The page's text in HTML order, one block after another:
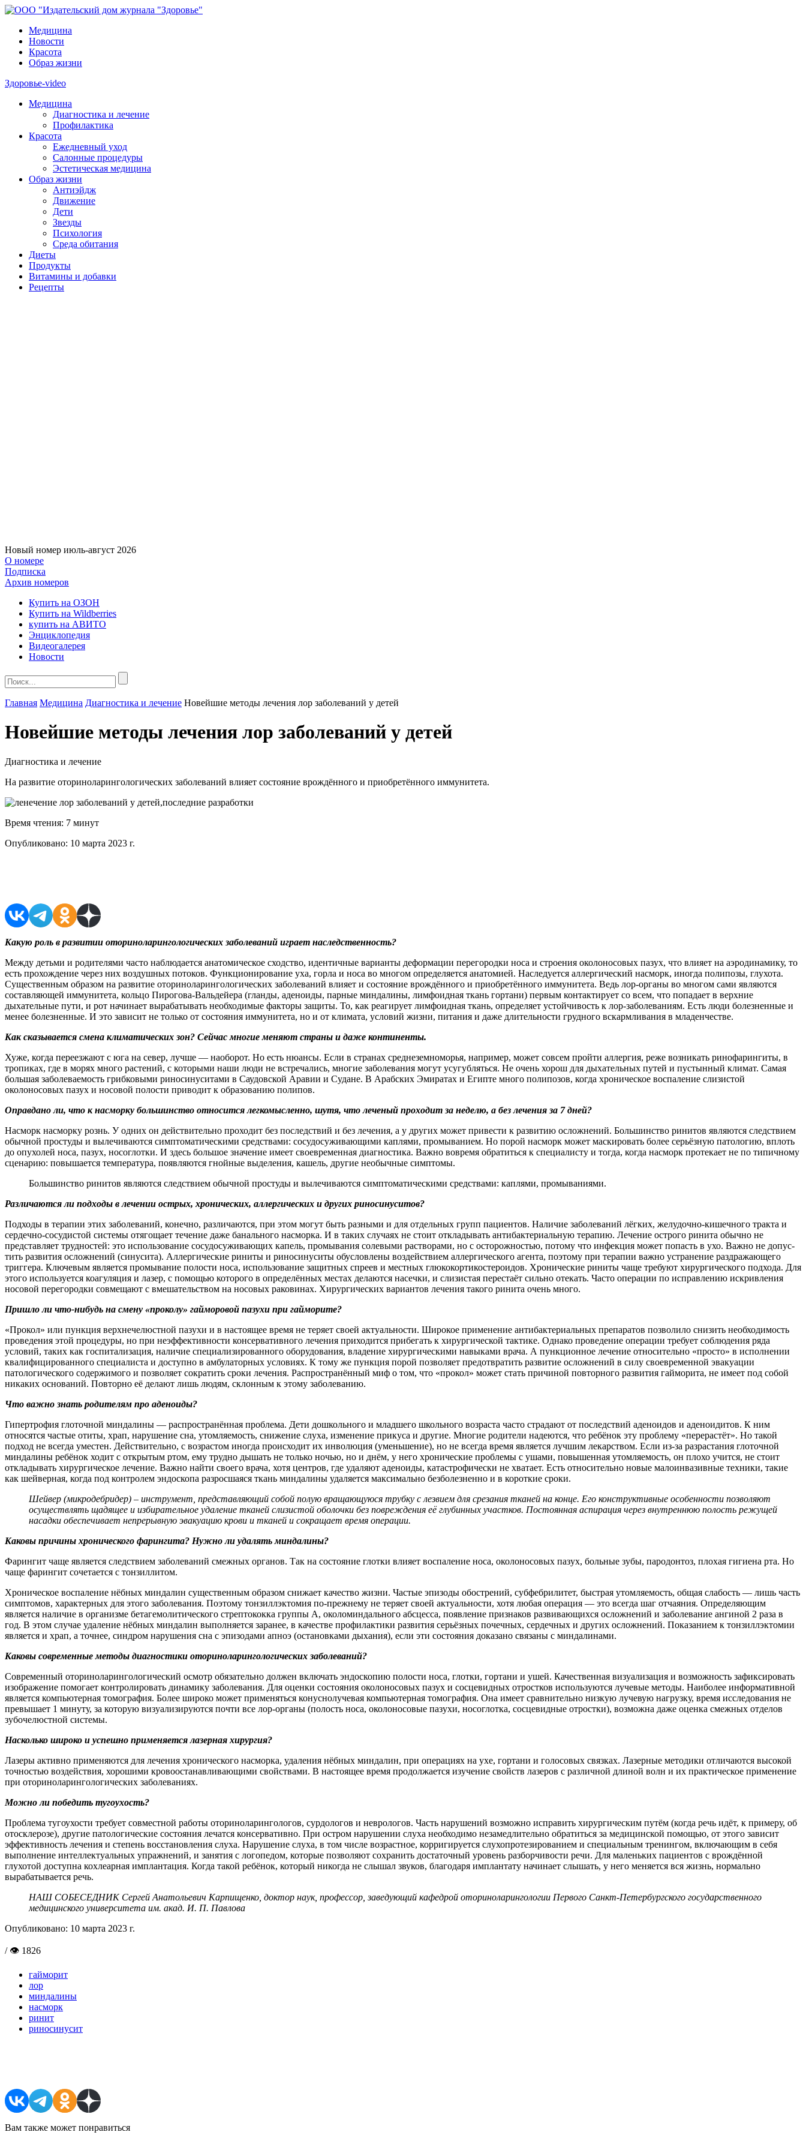
Медицина
Новости
Красота
Образ жизни
Здоровье-video
Медицина
Диагностика и лечение
Профилактика
Красота
Ежедневный уход
Салонные процедуры
Эстетическая медицина
Образ жизни
Антиэйдж
Движение
Дети
Звезды
Психология
Среда обитания
Диеты
Продукты
Витамины и добавки
Рецепты
Новый номер июль-август 2026
О номере
Подписка
Архив номеров
Купить на ОЗОН
Купить на Wildberries
купить на АВИТО
Энциклопедия
Видеогалерея
Новости
Главная Медицина Диагностика и лечение Новейшие методы лечения лор заболеваний у детей
Новейшие методы лечения лор заболеваний у детей
Диагностика и лечение
На развитие оториноларингологичес­ких заболеваний влияет состояние врождённого и приобретённого иммунитета.
Время чтения: 7 минут
Опубликовано: 10 марта 2023 г.
Какую роль в развитии оториноларингологичес­ких заболеваний играет наследственность?
Между детьми и родителями часто наблюдается анатомическое сходство, идентичные варианты деформации перегородки носа и строения околоносовых пазух, что влияет на аэродинамику, то
есть прохождение через них воздушных потоков. Функционирование уха, горла и носа во многом определяется анатомией. Наследуется аллергический насморк, иногда полипозы, глухота.
Существенным образом на развитие оториноларингологичес­ких заболеваний влияет и состояние врождённого и приобретённого иммунитета. Ведь лор-органы во многом сами являются
составляющей иммунитета, кольцо Пирогова-Вальдейера (гланды, аденоиды, парные миндалины, лимфоидная ткань гортани) первым контактирует со всем, что попадает в верхние
дыхательные пути, и рот начинает вырабатывать необходимые факторы защиты. То, как реагирует лимфоидная ткань, определяет устойчивость к лор-заболеваниям. Есть люди болезненные и
менее болезненные. И это зависит не только от состояния иммунитета, но и от климата, условий жизни, питания и даже длительности грудного вскармливания в младенчестве.
Как сказывается смена климатических зон? Сейчас многие меняют страны и даже континенты.
Хуже, когда переезжают с юга на север, лучше — наоборот. Но есть нюансы. Если в странах среднеземноморья, например, может совсем пройти аллергия, реже возникать ринофарингиты, в
тропиках, где в морях много растений, с которыми наши люди не встречались, многие заболевания могут усугубляться. Не очень хорош для дыхательных путей и пустынный климат. Самая
большая заболеваемость грибковыми риносинуситами в Саудовской Аравии и Судане. В Арабских Эмиратах и Египте много полипозов, когда хроническое воспаление слизистой
околоносовых пазух и носовой полости приводит к образованию полипов.
Оправдано ли, что к насморку большинство относится легкомысленно, шутя, что леченый проходит за неделю, а без лечения за 7 дней?
Насморк насморку рознь. У одних он действительно проходит без последствий и без лечения, а у других может привести к развитию осложнений. Большинство ринитов являются следствием
обычной простуды и вылечиваются симптоматическими средствами: сосудосуживающими каплями, промыванием. Но порой насморк может маскировать более серьёзную патологию, вплоть
до опухолей носа, пазух, носоглотки. И здесь большое значение имеет своевременная диагностика. Важно вовремя обратиться к специалисту и тогда, когда насморк протекает не по типичному
сценарию: повышается температура, появляются гнойные выделения, кашель, другие необычные симптомы.
Большинство ринитов являются следствием обычной простуды и вылечиваются симптоматическими средствами: каплями, промываниями.
Различаются ли подходы в лечении острых, хронических, аллергических и других риносинуситов?
Подходы в терапии этих заболеваний, конечно, различаются, при этом могут быть разными и для отдельных групп пациентов. Наличие заболеваний лёгких, желудочно-кишечного тракта и
сердечно-сосудистой системы отягощает течение даже банального насморка. И в таких случаях не стоит откладывать антибактериальную терапию. Лечение острого ринита обычно не
представляет трудностей: это использование сосудосуживающих капель, промывания солевыми растворами, но с осторожностью, потому что инфекция может попасть в ухо. Важно не допус­
тить развития осложнений (синусита). Аллергические риниты и риносинуситы обусловлены воздействием аллергического агента, поэтому при терапии важно устранение раздражающего
триггера. Ключевым является промывание полости носа, использование защитных спреев и местных глюкокортикостероидов. Хронические риниты чаще требуют хирургического подхода. Для
этого используется коагуляция и лазер, с помощью которого в определённых местах делаются насечки, и слизистая перестаёт сильно отекать. Часто операции по исправлению искривления
носовой перегородки совмещают с вмешательством на носовых раковинах. Хирургических вариантов лечения такого ринита очень много.
Пришло ли что-нибудь на смену «проколу» гайморовой пазухи при гайморите?
«Прокол» или пункция верхнечелюстной пазухи и в настоящее время не теряет своей актуальности. Широкое применение антибактериальных препаратов позволило снизить необходимость
проведения этой процеду­ры, но при неэффективности консервативного лечения приходится прибегать к хирургической тактике. Однако проведение операции требует соблюдения ряда
условий, таких как госпитализация, наличие специализированного оборудования, владение хирургическими навыками врача. А пункционное лечение относительно «просто» в исполнении
квалифицированного специалиста и доступно в амбулаторных условиях. К тому же пункция порой позволяет предотвратить развитие осложнений в силу своевременной эвакуации
патологического содержимого и позволяет сократить сроки лечения. Распространённый миф о том, что «прокол» может стать причиной повторного развития гайморита, не имеет под собой
никаких оснований. Повторно её делают лишь людям, склонным к этому заболеванию.
Что важно знать родителям про аденоиды?
Гипертрофия глоточной миндалины — распространённая проблема. Дети дошкольного и младшего школьного возраста часто страдают от последствий аденоидов и аденоидитов. К ним
относятся частые отиты, храп, нарушение сна, утомляемость, снижение слуха, изменение прикуса и другие. Многие родители надеются, что ребёнок эту проблему «перерастёт». Но такой
подход не всегда уместен. Действительно, с возрастом иногда происходит их инволюция (уменьшение), но не всегда время является лучшим лекарством. Если из-за разрастания глоточной
миндалины ребёнок ходит с открытым ртом, ему трудно дышать не только ночью, но и днём, у него хронические проблемы с ушами, повышенная утомляемость, он плохо учится, не стоит
откладывать хирургическое лечение. Важно найти своего врача, хотя центров, где удаляют аденоиды, катастрофически не хватает. Есть относительно новые мало­инвазивные техники, такие
как шейверная, когда под контролем эндоскопа разросшаяся ткань миндалины удаляется максимально безболезненно и в короткие сроки.
Шейвер (микродебридер) – инструмент, представляющий собой полую вращающуюся трубку с лезвием для срезания тканей на конце. Его конст­руктивные особенности поз­воляют
осуществлять щадящее и избирательное удаление тканей слизистой оболочки без повреждения её глубинных участков. Постоянная аспирация через внутреннюю полость режущей
насадки обеспечивает непрерывную эвакуацию крови и тканей и сокращает время операции.
Каковы причины хронического фарингита? Нужно ли удалять миндалины?
Фарингит чаще является следствием заболеваний смежных органов. Так на состояние глотки влияет воспаление носа, околоносовых пазух, больные зубы, пародонтоз, плохая гигиена рта. Но
чаще фарингит сочетается с тонзиллитом.
Хроническое воспаление нёбных миндалин существенным образом снижает качество жизни. Частые эпизоды обострений, субфебрилитет, быстрая утомляемость, общая слабость — лишь часть
симптомов, характерных для этого заболевания. Поэтому тонзиллэктомия по-прежнему не теряет своей актуальности, хотя любая операция — это всегда шаг отчаяния. Определяющим
является наличие в организме бетагемолитического стрептококка группы А, околоминдального абсцесса, появление признаков развивающихся осложнений и заболевание ангиной 2 раза в
год. В этом случае удаление нёбных миндалин выполняется заранее, в качестве профилактики развития серьёзных почечных, сердечных и других осложнений. Показанием к тонзиллэктомии
является и храп, а точнее, синдром нарушения сна с эпизодами апноэ (остановками дыхания), если эти состояния доказано связаны с миндалинами.
Каковы современные методы диагностики оториноларингологи­ческих заболеваний?
Современный оториноларингологический осмотр обязательно должен включать эндоскопию полости носа, глотки, гортани и ушей. Качественная визуализация и возможность зафиксировать
изображение помогает контролировать динамику заболевания. Для оценки состояния околоносовых пазух и сосцевидных отростков используются лучевые методы. Наиболее информативной
является компьютерная томография. Более широко может применяться конуснолучевая компьютерная томография. Она имеет сравнительно низкую лучевую нагрузку, время исследования не
превышает 1 минуту, за которую визуализируются почти все лор-органы (полость носа, околоносовые пазухи, носоглотка, сосцевидные отростки), возможна даже оценка смежных отделов
зубочелюстной системы.
Насколько широко и успешно применяется лазерная хирургия?
Лазеры активно применяются для лечения хронического насморка, удаления нёбных миндалин, при операциях на ухе, гортани и голосовых связках. Лазерные методики отличаются высокой
точностью воздействия, хорошими кровоостанавливающими свойствами. В настоящее время продолжается изучение свойств лазеров с различной длиной волн и их практическое применение
при оториноларингологических заболеваниях.
Можно ли победить тугоухость?
Проблема тугоухости требует совместной работы оториноларингологов, сурдологов и неврологов. Часть нарушений возможно исправить хирургическим путём (когда речь идёт, к примеру, об
отосклерозе), другие патологические состояния лечатся консервативно. При остром нарушении слуха необходимо незамедлительно обратиться за медицинской помощью, от этого зависит
эффективность лечения и степень восстановления слуха. Нарушение слуха, в том числе возрастное, корригируется слухопротезированием и специальным тренингом, включающим в себя
выполнение интеллектуальных упражнений, и занятия с логопедом, которые позволяют сохранить достаточный уровень разборчивос­ти речи. Для маленьких пациентов с врождённой
глухотой доступна кохлеарная имплантация. Когда такой ребёнок, который никогда не слышал звуков, благодаря имплантату начинает слышать, у него меняется вся жизнь, нормально
вырабатывается речь.
НАШ СОБЕСЕДНИК Сергей Анатольевич Карпищенко, доктор наук, профессор, заведующий кафедрой оториноларингологии Первого Санкт-Петербургского государственного
медицинского университета им. акад. И. П. Павлова
Опубликовано: 10 марта 2023 г.
/ 👁 1826
гайморит
лор
миндалины
насморк
ринит
риносинусит
Вам также может понравиться